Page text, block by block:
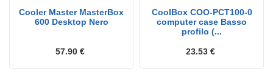
Cooler Master MasterBox
600 Desktop Nero
57.90 €
CoolBox COO-PCT100-0
computer case Basso
profilo (...
23.53 €